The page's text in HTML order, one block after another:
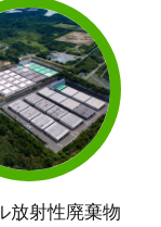
放射性廃棄物